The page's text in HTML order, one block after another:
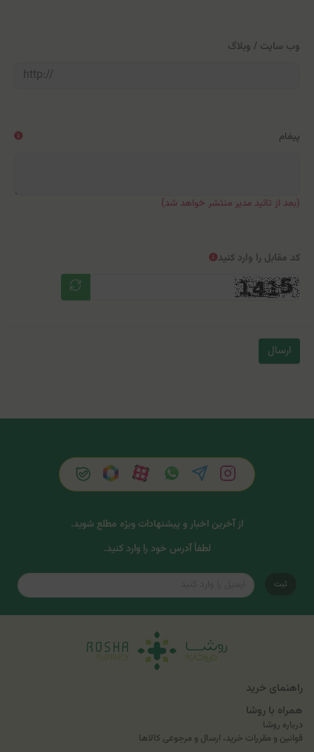
وب سایت / وبلاگ
پیغام
(بعد از تائید مدیر منتشر خواهد شد)
کد مقابل را وارد کنید
ارسال
از آخرین اخبار و پیشنهادات ویژه مطلع شوید.
لطفاً آدرس خود را وارد کنید.
ثبت
راهنمای خرید
همراه با روشا
درباره روشا
قوانین و مقررات خرید، ارسال و مرجوعی کالاها